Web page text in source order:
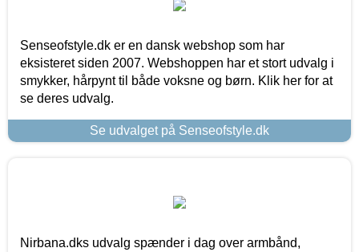
Senseofstyle.dk er en dansk webshop som har
eksisteret siden 2007. Webshoppen har et stort udvalg i
smykker, hårpynt til både voksne og børn. Klik her for at
se deres udvalg.
Se udvalget på Senseofstyle.dk
Nirbana.dks udvalg spænder i dag over armbånd,